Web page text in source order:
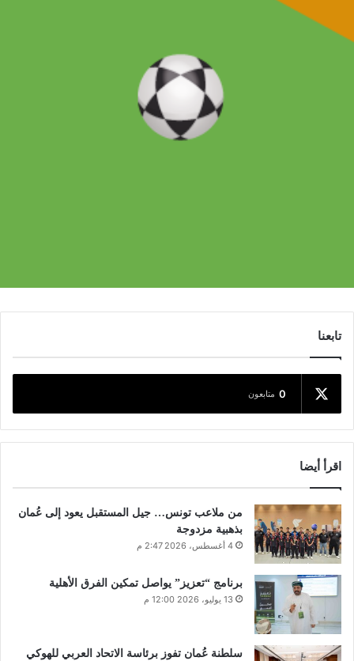
تابعنا
0 متابعون
اقرأ أيضا
من ملاعب تونس… جيل المستقبل يعود إلى عُمان
بذهبية مزدوجة
4 أغسطس، 2026 2:47 م
برنامج “تعزيز” يواصل تمكين الفرق الأهلية
13 يوليو، 2026 12:00 م
سلطنة عُمان تفوز برئاسة الاتحاد العربي للهوكي